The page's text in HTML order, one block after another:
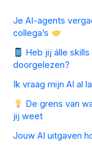
Je AI-agents
collega’s
Heb jij álle
doorgelezen?
Ik vraag mijn AI al
De grens van
jij weet
Jouw AI uitgaven